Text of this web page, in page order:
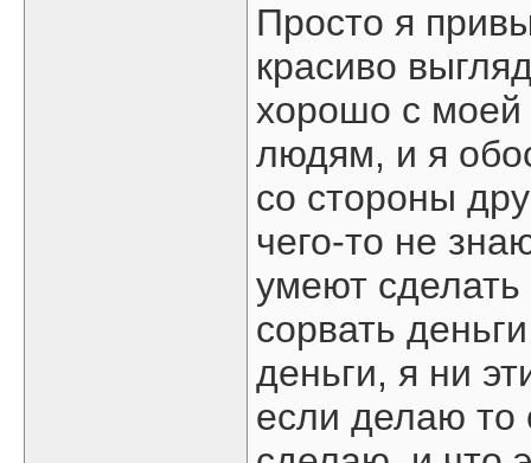
Просто я
красиво
хорошо с моей
людям, и я
со стороны
чего-то не
умеют сделать
сорвать
деньги, я ни
если делаю то